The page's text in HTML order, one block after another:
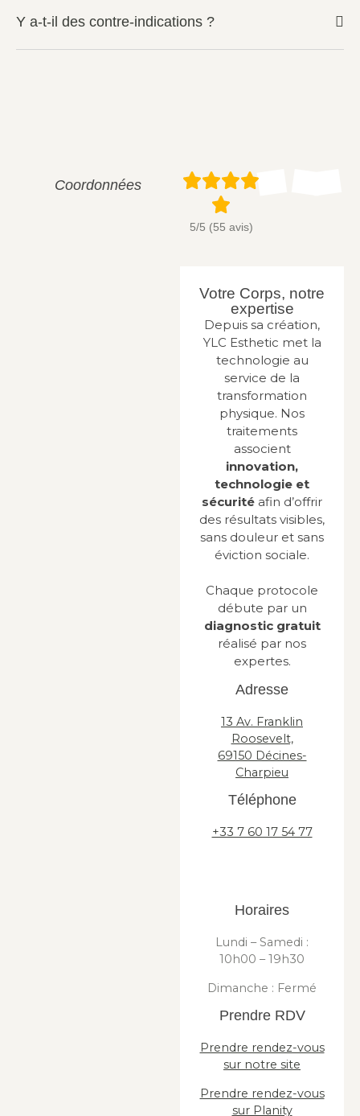
Y a-t-il des contre-indications ?
Coordonnées
5/5 (55 avis)
Votre Corps, notre
expertise
Depuis sa création,
YLC Esthetic met la
technologie au
service de la
transformation
physique. Nos
traitements
associent
innovation,
technologie et
sécurité afin d’offrir
des résultats visibles,
sans douleur et sans
éviction sociale.
Chaque protocole
débute par un
diagnostic gratuit
réalisé par nos
expertes.
Adresse
13 Av. Franklin
Roosevelt,
69150 Décines-
Charpieu
Téléphone
+33 7 60 17 54 77
Horaires
Lundi – Samedi :
10h00 – 19h30
Dimanche : Fermé
Prendre RDV
Prendre rendez-vous
sur notre site
Prendre rendez-vous
sur Planity